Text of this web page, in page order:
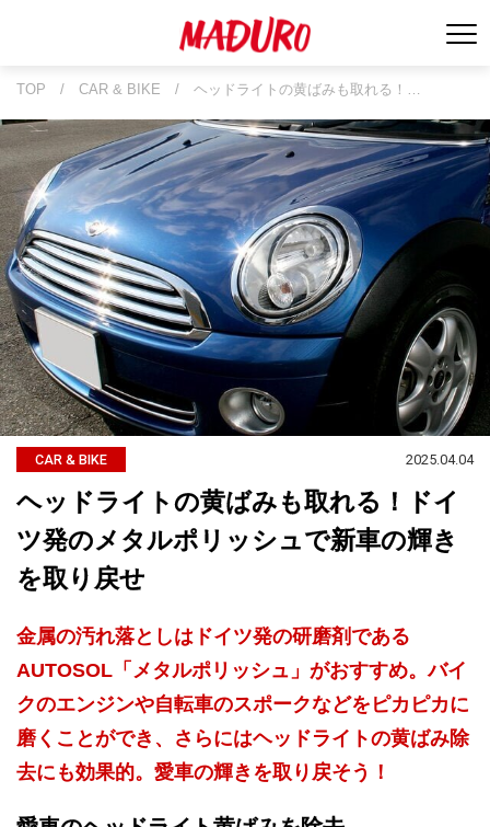
TOP / CAR & BIKE / ヘッドライトの黄ばみも取れる！…
CAR & BIKE 2025.04.04
ヘッドライトの黄ばみも取れる！ドイ
ツ発のメタルポリッシュで新車の輝き
を取り戻せ
金属の汚れ落としはドイツ発の研磨剤である
AUTOSOL「メタルポリッシュ」がおすすめ。バイ
クのエンジンや自転車のスポークなどをピカピカに
磨くことができ、さらにはヘッドライトの黄ばみ除
去にも効果的。愛車の輝きを取り戻そう！